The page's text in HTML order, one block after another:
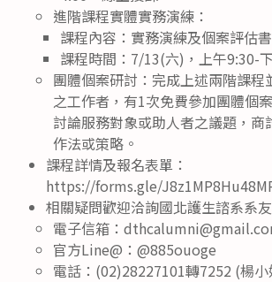
進階課程實體實務演練：
課程內容：實務演練及個案評估
課程時間：7/13(六)，上午9:30-
團體個案研討：完成上述兩階課程
之工作者，有1次免費參加團體個
討論服務對象或助人者之議題，商
作法或策略。
課程詳情及報名表單：
https://forms.gle/
相關疑問歡迎洽詢國北護生諮系系
電子信箱：
官方Line@：@885ouoge
電話：(02)28227101轉7252 (楊小